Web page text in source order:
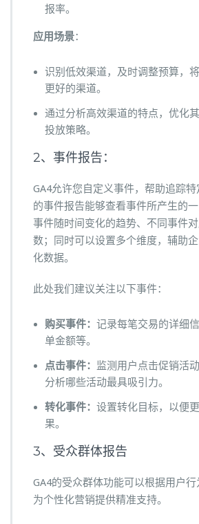
报率。
应用场景：
识别低效渠道，及时调整预算，
更好的渠道。
通过分析高效渠道的特点，优化
投放策略。
2、事件报告：
GA4允许您自定义事件，帮助追踪
的事件报告能够查看事件所产生的
事件随时间变化的趋势、不同事件
数；同时可以设置多个维度，辅助
化数据。
此处我们建议关注以下事件：
购买事件： 记录每笔交易的详细
单金额等。
点击事件： 监测用户点击促销活
分析哪些活动最具吸引力。
转化事件： 设置转化目标，以便
果。
3、受众群体报告
GA4的受众群体功能可以根据用户行
为个性化营销提供精准支持。